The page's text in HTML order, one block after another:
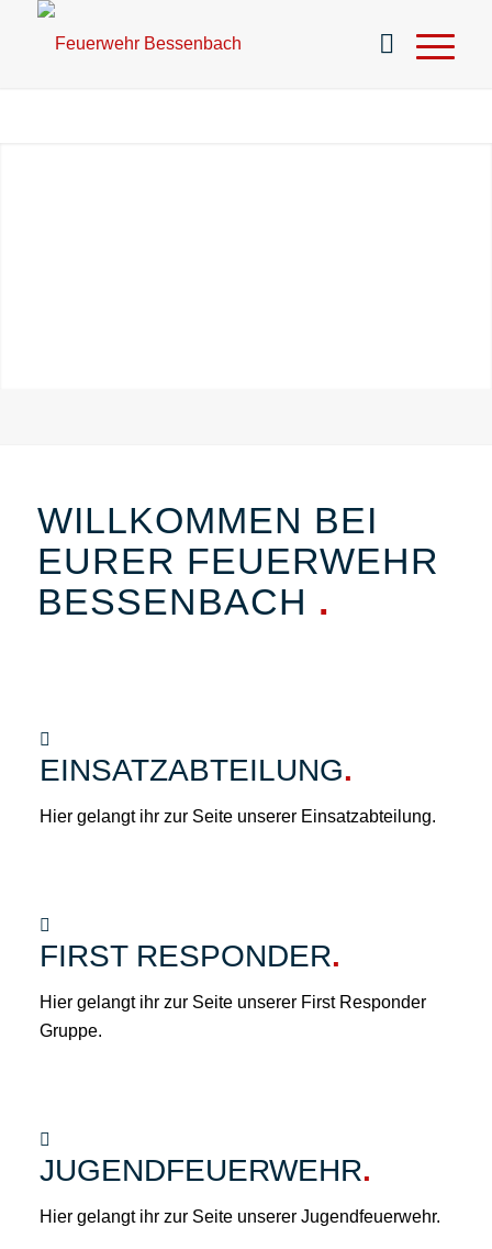
WILLKOMMEN BEI
EURER FEUERWEHR
BESSENBACH .
EINSATZABTEILUNG.
Hier gelangt ihr zur Seite unserer Einsatzabteilung.
FIRST RESPONDER.
Hier gelangt ihr zur Seite unserer First Responder
Gruppe.
JUGENDFEUERWEHR.
Hier gelangt ihr zur Seite unserer Jugendfeuerwehr.